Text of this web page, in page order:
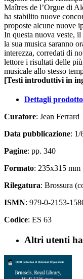
Maîtres de l’Orgue di
ha stabilito nuove
proposte alcune nuove
In questa nuova veste,
la sua musica saranno
interezza, corredati di
lettore i risultati delle
musicale allo stesso
[Testi introduttivi in
Dettagli prodotto
Curatore: Jean Ferrard
Data pubblicazione: 1/
Pagine: pp. 340
Formato: 235x315 mm
Rilegatura: Brossura
ISMN: 979-0-2153-
Codice: ES 63
Altri utenti